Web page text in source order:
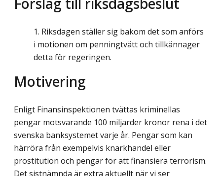
Riksdagen ställer sig bakom det som anförs
i motionen om penningtvätt och tillkännager
detta för regeringen.
Motivering
Enligt Finansinspektionen tvättas kriminellas
pengar motsvarande 100 miljarder kronor rena i det
svenska banksystemet varje år. Pengar som kan
härröra från exempelvis knarkhandel eller
prostitution och pengar för att finansiera terrorism.
Det sistnämnda är extra aktuellt när vi ser